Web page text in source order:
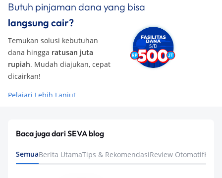
Butuh pinjaman dana yang bisa
langsung cair?
Temukan solusi kebutuhan
dana hingga ratusan juta
rupiah. Mudah diajukan, cepat
dicairkan!
Pelajari Lebih Lanjut
Baca juga dari SEVA blog
SemuaBerita UtamaTips & RekomendasiReview Otomotif